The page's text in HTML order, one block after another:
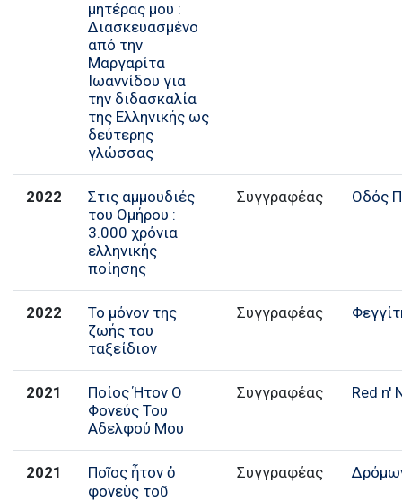
μητέρας μου :
Διασκευασμένο
από την
Μαργαρίτα
Ιωαννίδου για
την διδασκαλία
της Ελληνικής ως
δεύτερης
γλώσσας
2022
Στις αμμουδιές
του Ομήρου :
3.000 χρόνια
ελληνικής
ποίησης
Συγγραφέας Οδός
2022
Το μόνον της
ζωής του
ταξείδιον
Συγγραφέας
2021
Ποίος Ήτον Ο
Φονεύς Του
Αδελφού Μου
Συγγραφέας Red n'
2021
Ποῖος ἦτον ὁ
φονεὺς τοῦ
Συγγραφέας